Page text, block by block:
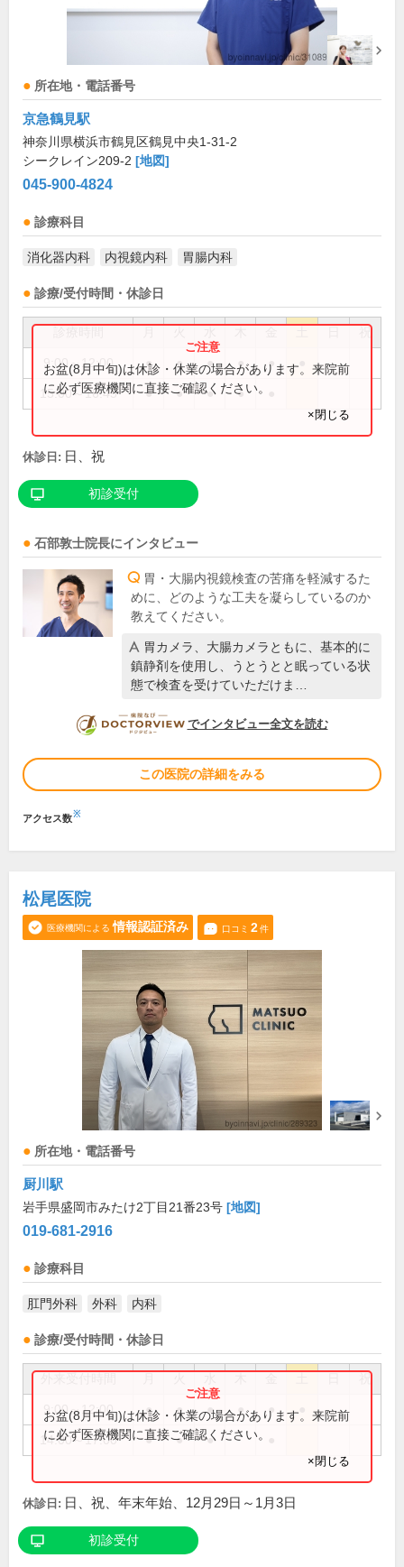
所在地・電話番号
京急鶴見駅
神奈川県横浜市鶴見区鶴見中央1-31-2
シークレイン209-2 [地図]
045-900-4824
診療科目
消化器内科 内視鏡内科 胃腸内科
診療/受付時間・休診日
祝
9:00～12:00 ● ● ● ● ●
15:00～16:45 ● ● ● ●
お盆(8月中旬)は休診・休業の場合があります。来院前
に必ず医療機関に直接ご確認ください。
×閉じる
休診日: 日、祝
初診受付
石部敦士院長にインタビュー
胃・大腸内視鏡検査の苦痛を軽減するた
めに、どのような工夫を凝らしているのか
教えてください。
胃カメラ、大腸カメラともに、基本的に
鎮静剤を使用し、うとうとと眠っている状
態で検査を受けていただけま…
DOCTORVIEW
でインタビュー全文を読む
この医院の詳細をみる
アクセス数※
松尾医院
医療機関による 情報認証済み 口コミ 2件
所在地・電話番号
厨川駅
岩手県盛岡市みたけ2丁目21番23号 [地図]
019-681-2916
診療科目
肛門外科 外科 内科
診療/受付時間・休診日
祝
9:00～12:00 ● ● ● ● ●
14:00～17:00 ● ● ●
お盆(8月中旬)は休診・休業の場合があります。来院前
に必ず医療機関に直接ご確認ください。
×閉じる
休診日: 日、祝、年末年始、12月29日～1月3日
初診受付